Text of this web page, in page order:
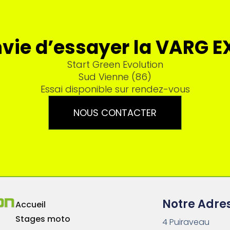
d’essayer la VARG
Start Green Evolution
Sud Vienne (86)
Essai disponible sur rendez-vous
NOUS CONTACTER
Accueil
Stages moto
Notre
4 Puiraveau